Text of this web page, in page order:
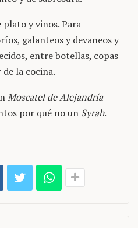
y vinos. Para
galanteos y devaneos y
entre botellas, copas
la cocina.
Moscatel de Alejandría
por qué no un Syrah.